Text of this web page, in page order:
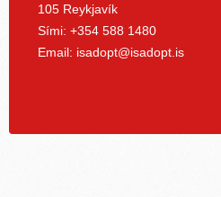
105 Reykjavík
Sími: +354 588 1480
Email: isadopt@isadopt.is